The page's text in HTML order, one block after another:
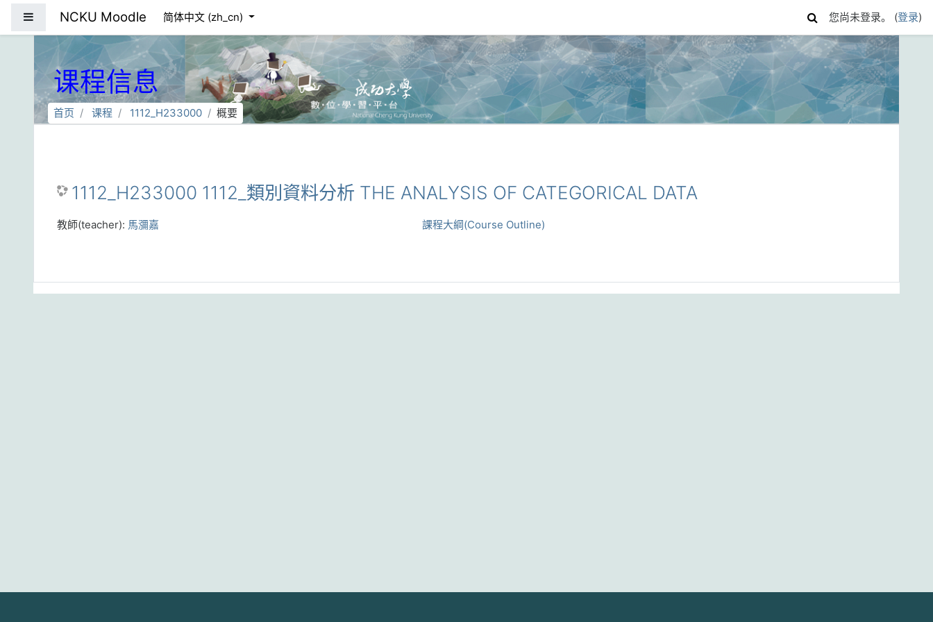
停靠面板NCKU Moodle 简体中文 ‎(zh_cn)‎ 您尚未登录。 (登录)
课程信息
首页 课程 1112_H233000 概要
1112_H233000 1112_類別資料分析 THE ANALYSIS OF CATEGORICAL DATA
課程大綱(Course Outline)
教師(teacher): 馬瀰嘉